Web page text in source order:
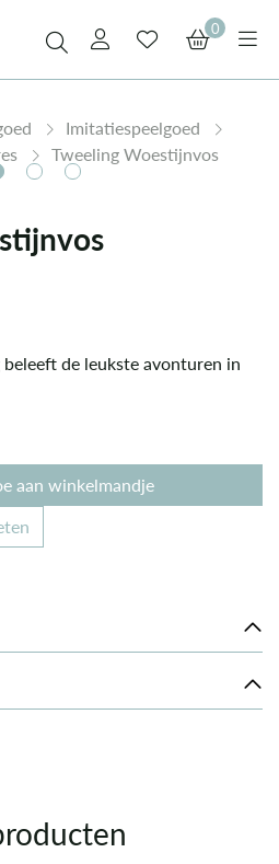
0
Imitatiespeelgoed
Tweeling Woestijnvos
de leukste avonturen in
aan winkelmandje